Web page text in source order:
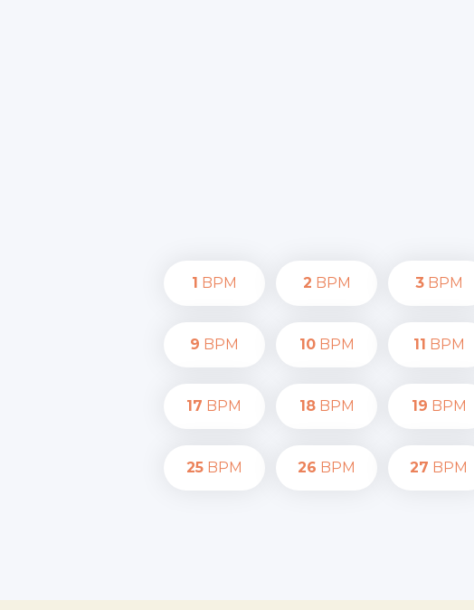
1 BPM 2 BPM 3BPM
9 BPM 10BPM 11 BPM
17 BPM 18BPM 19 BPM
25BPM 26 BPM 27 BPM